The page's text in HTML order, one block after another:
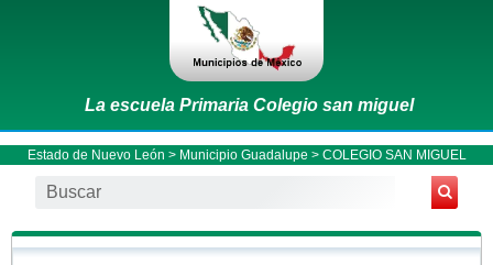
La escuela Primaria Colegio san miguel
Estado de Nuevo León > Municipio Guadalupe > COLEGIO SAN MIGUEL